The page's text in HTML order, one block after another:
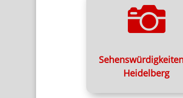

Heidelberg
Die schönsten
Heidelberg